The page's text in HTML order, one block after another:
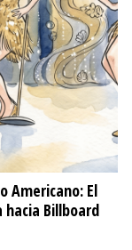
Americano: El
Billboard